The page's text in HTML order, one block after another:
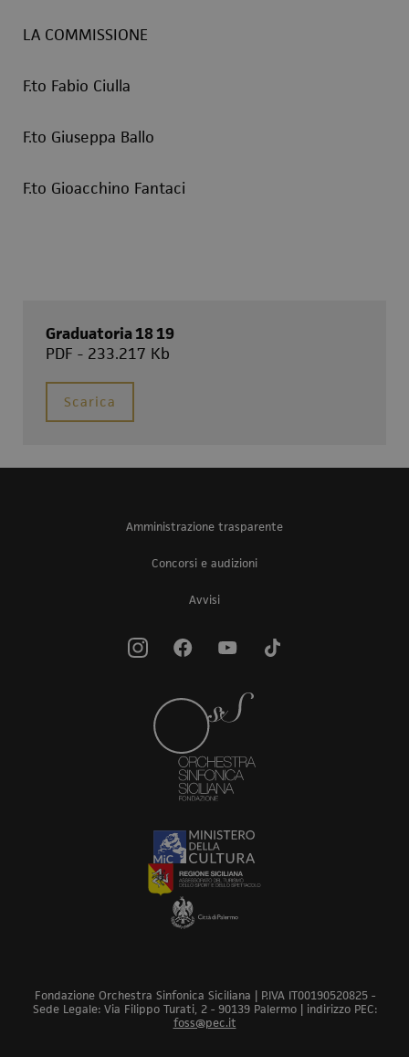
LA COMMISSIONE
F.to Fabio Ciulla
F.to Giuseppa Ballo
F.to Gioacchino Fantaci
Graduatoria 18 19
PDF - 233.217 Kb
Scarica
Amministrazione trasparente
Concorsi e audizioni
Avvisi
Fondazione Orchestra Sinfonica Siciliana | P.IVA IT00190520825 -
Sede Legale: Via Filippo Turati, 2 - 90139 Palermo | indirizzo PEC:
foss@pec.it